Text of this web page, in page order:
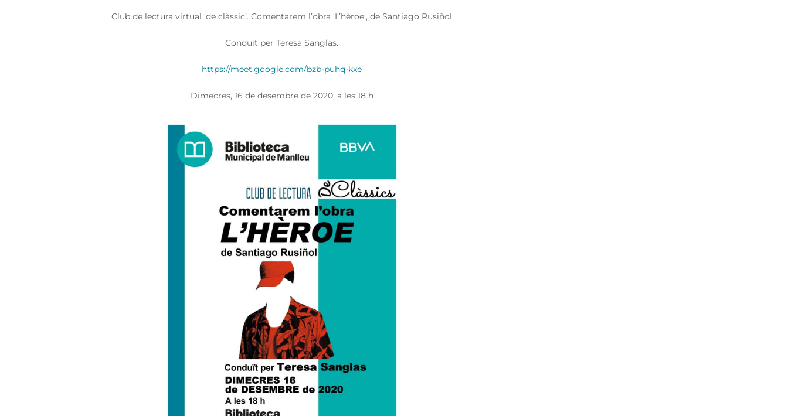
Club de lectura virtual ‘de clàssic’. Comentarem l’obra ‘L’hèroe‘, de Santiago Rusiñol
Conduït per Teresa Sanglas.
https://meet.google.com/bzb-puhq-kxe
Dimecres, 16 de desembre de 2020, a les 18 h